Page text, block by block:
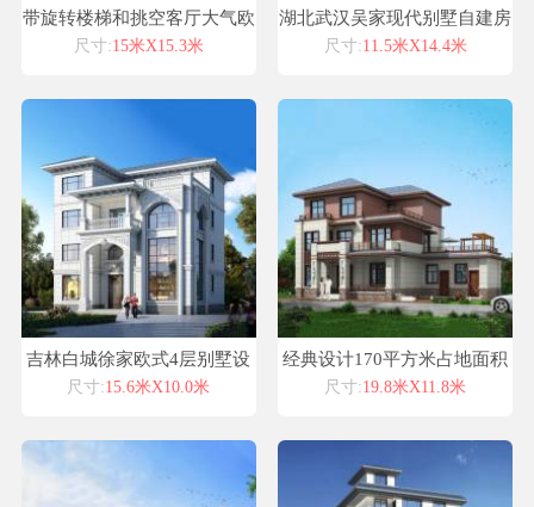
带旋转楼梯和挑空客厅大气欧
式别墅设计案例农村盖房子
尺寸:15米X15.3米
湖北武汉吴家现代别墅自建房
设计图纸喜天下建筑设计
尺寸:11.5米X14.4米
吉林白城徐家欧式4层别墅设
计喜天下别墅设计图纸
尺寸:15.6米X10.0米
经典设计170平方米占地面积
农村别墅设计施工图纸
尺寸:19.8米X11.8米